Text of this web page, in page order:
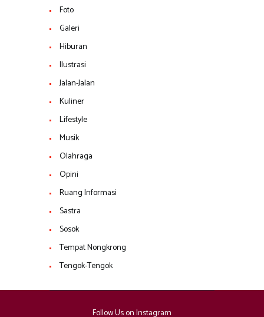
Foto
Galeri
Hiburan
Ilustrasi
Jalan-Jalan
Kuliner
Lifestyle
Musik
Olahraga
Opini
Ruang Informasi
Sastra
Sosok
Tempat Nongkrong
Tengok-Tengok
Follow Us on Instagram